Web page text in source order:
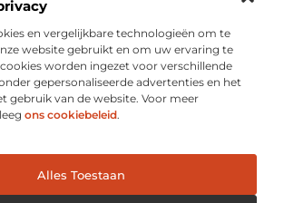
en vergelijkbare technologieën om te
website gebruikt en om uw ervaring te
worden ingezet voor verschillende
gepersonaliseerde advertenties en het
gebruik van de website. Voor meer
ons cookiebeleid.
Alles Toestaan